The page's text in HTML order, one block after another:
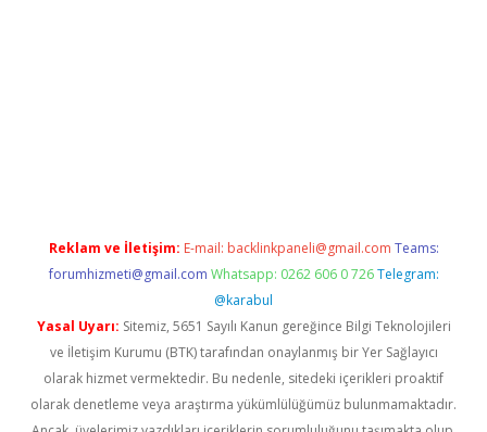
Reklam ve İletişim: E-mail: backlinkpaneli@gmail.com Teams:
forumhizmeti@gmail.com Whatsapp: 0262 606 0 726 Telegram:
@karabul
Yasal Uyarı: Sitemiz, 5651 Sayılı Kanun gereğince Bilgi Teknolojileri
ve İletişim Kurumu (BTK) tarafından onaylanmış bir Yer Sağlayıcı
olarak hizmet vermektedir. Bu nedenle, sitedeki içerikleri proaktif
olarak denetleme veya araştırma yükümlülüğümüz bulunmamaktadır.